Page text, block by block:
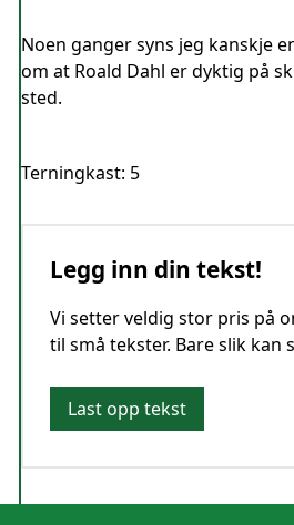
Noen ganger syns jeg kanskje
om at Roald Dahl er dyktig på
sted.
Terningkast: 5
Legg inn din tekst!
Vi setter veldig stor pris på
til små tekster. Bare slik kan
Last opp tekst